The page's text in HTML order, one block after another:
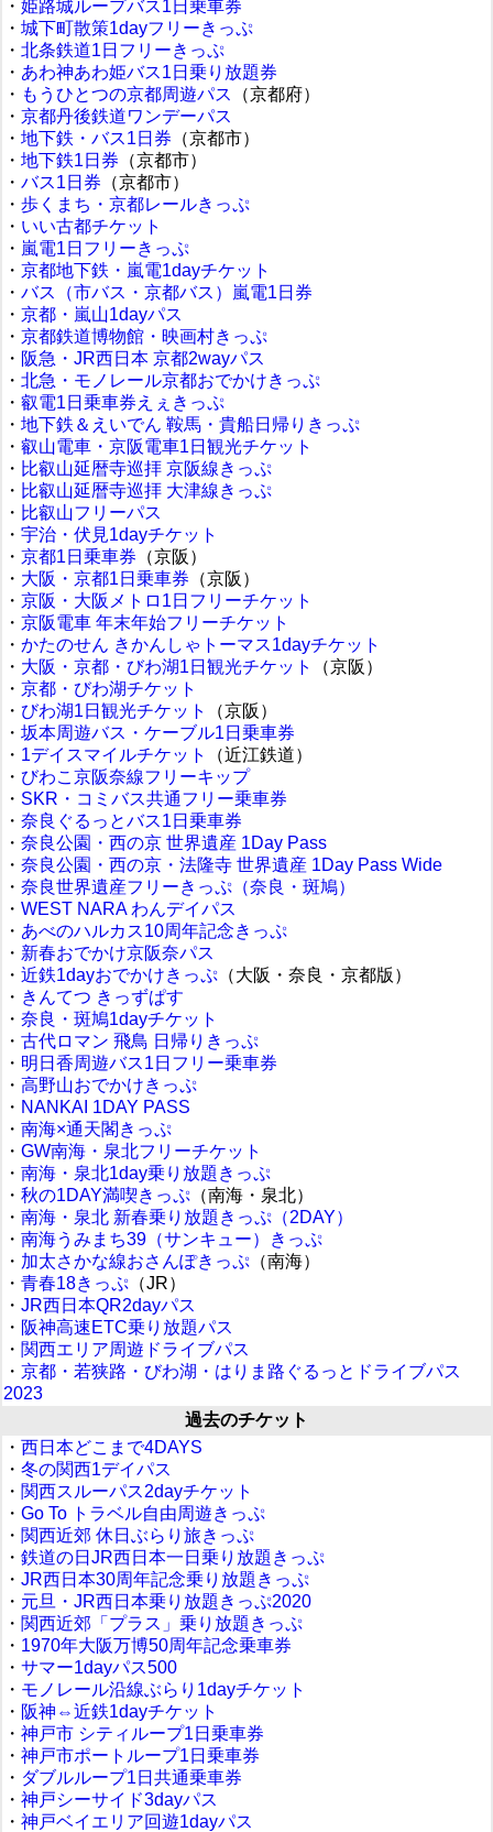
・ 姫路城ループバス1日乗車券
・ 城下町散策1dayフリーきっぷ
・ 北条鉄道1日フリーきっぷ
・ あわ神あわ姫バス1日乗り放題券
・ もうひとつの京都周遊パス
（京都府）
・ 京都丹後鉄道ワンデーパス
・ 地下鉄・バス1日券 （京都市）
・ 地下鉄1日券 （京都市）
・ バス1日券 （京都市）
・ 歩くまち・京都レールきっぷ
・ いい古都チケット
・ 嵐電1日フリーきっぷ
・ 京都地下鉄・嵐電1dayチケット
・ バス（市バス・京都バス）嵐電1日券
・ 京都・嵐山1dayパス
・ 京都鉄道博物館・映画村きっぷ
・ 阪急・JR西日本 京都2wayパス
・ 北急・モノレール京都おでかけきっぷ
・ 叡電1日乗車券えぇきっぷ
・ 地下鉄＆えいでん 鞍馬・貴船日帰りきっぷ
・ 叡山電車・京阪電車1日観光チケット
・ 比叡山延暦寺巡拝 京阪線きっぷ
・ 比叡山延暦寺巡拝 大津線きっぷ
・ 比叡山フリーパス
・ 宇治・伏見1dayチケット
・ 京都1日乗車券 （京阪）
・ 大阪・京都1日乗車券 （京阪）
・ 京阪・大阪メトロ1日フリーチケット
・ 京阪電車 年末年始フリーチケット
・ かたのせん きかんしゃトーマス1dayチケット
・ 大阪・京都・びわ湖1日観光チケット
（京阪）
・ 京都・びわ湖チケット
・ びわ湖1日観光チケット
（京阪）
・ 坂本周遊バス・ケーブル1日乗車券
・ 1デイスマイルチケット
（近江鉄道）
・ びわこ京阪奈線フリーキップ
・ SKR・コミバス共通フリー乗車券
・ 奈良ぐるっとバス1日乗車券
・ 奈良公園・西の京 世界遺産 1Day Pass
・ 奈良公園・西の京・法隆寺 世界遺産 1Day Pass Wide
・ 奈良世界遺産フリーきっぷ（奈良・斑鳩）
・ WEST NARA わんデイパス
・ あべのハルカス10周年記念きっぷ
・ 新春おでかけ京阪奈パス
・ 近鉄1dayおでかけきっぷ （大阪・奈良・京都版）
・ きんてつ きっずぱす
・ 奈良・斑鳩1dayチケット
・ 古代ロマン 飛鳥 日帰りきっぷ
・ 明日香周遊バス1日フリー乗車券
・ 高野山おでかけきっぷ
・ NANKAI 1DAY PASS
・ 南海×通天閣きっぷ
・ GW南海・泉北フリーチケット
・ 南海・泉北1day乗り放題きっぷ
・ 秋の1DAY満喫きっぷ （南海・泉北）
・ 南海・泉北 新春乗り放題きっぷ（2DAY）
・ 南海うみまち39（サンキュー）きっぷ
・ 加太さかな線おさんぽきっぷ （南海）
・ 青春18きっぷ （JR）
・ JR西日本QR2dayパス
・ 阪神高速ETC乗り放題パス
・ 関西エリア周遊ドライブパス
・ 京都・若狭路・びわ湖・はりま路ぐるっとドライブパス
2023
過去のチケット
・ 西日本どこまで4DAYS
・ 冬の関西1デイパス
・ 関西スルーパス2dayチケット
・ Go To トラベル自由周遊きっぷ
・ 関西近郊 休日ぶらり旅きっぷ
・ 鉄道の日JR西日本一日乗り放題きっぷ
・ JR西日本30周年記念乗り放題きっぷ
・ 元旦・JR西日本乗り放題きっぷ2020
・ 関西近郊「プラス」乗り放題きっぷ
・ 1970年大阪万博50周年記念乗車券
・ サマー1dayパス500
・ モノレール沿線ぶらり1dayチケット
・ 阪神⇔近鉄1dayチケット
・ 神戸市 シティループ1日乗車券
・ 神戸市ポートループ1日乗車券
・ ダブルループ1日共通乗車券
・ 神戸シーサイド3dayパス
・ 神戸ベイエリア回遊1dayパス